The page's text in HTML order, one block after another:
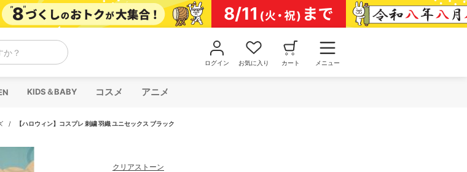
？
ログイン お気に入り カート メニュー
KIDS＆BABY コスメ アニメ
/ 【ハロウィン】コスプレ 刺繍 羽織 ユニセックス ブラック
クリアストーン